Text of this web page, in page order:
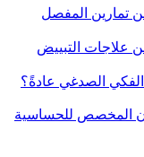
تمارين المفصل
علاجات التبييض
الصدغي عادةً؟
المخصص للحساسية